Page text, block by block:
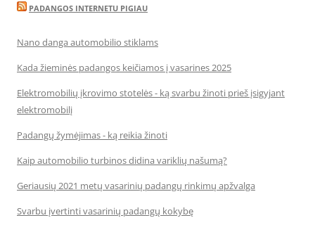
PADANGOS INTERNETU PIGIAU
Nano danga automobilio stiklams
Kada žieminės padangos keičiamos į vasarines 2025
Elektromobilių įkrovimo stotelės - ką svarbu žinoti prieš įsigyjant
elektromobilį
Padangų žymėjimas - ką reikia žinoti
Kaip automobilio turbinos didina variklių našumą?
Geriausių 2021 metų vasarinių padangų rinkimų apžvalga
Svarbu įvertinti vasarinių padangų kokybę